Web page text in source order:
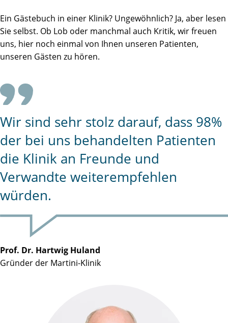
Ein Gästebuch in einer Klinik? Ungewöhnlich? Ja, aber lesen
Sie selbst. Ob Lob oder manchmal auch Kritik, wir freuen
uns, hier noch einmal von Ihnen unseren Patienten,
unseren Gästen zu hören.
Wir sind sehr stolz darauf, dass 98%
der bei uns behandelten Patienten
die Klinik an Freunde und
Verwandte weiterempfehlen
würden.
Prof. Dr. Hartwig Huland
Gründer der Martini-Klinik